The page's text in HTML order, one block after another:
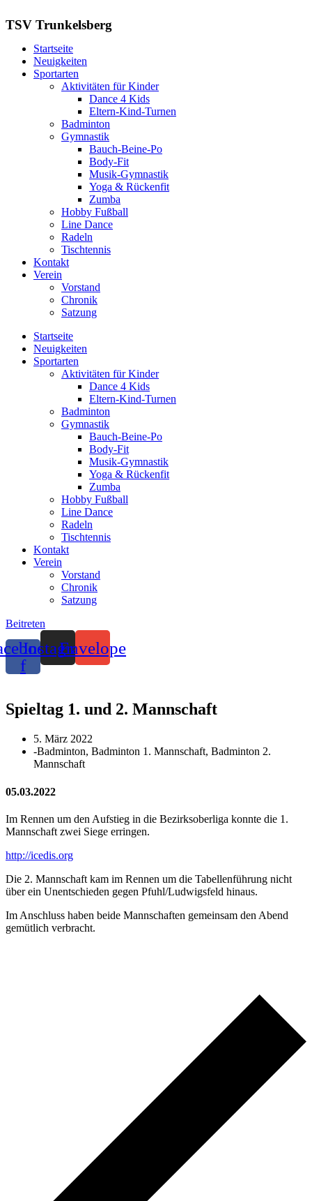
TSV Trunkelsberg
Startseite
Neuigkeiten
Sportarten
Aktivitäten für Kinder
Dance 4 Kids
Eltern-Kind-Turnen
Badminton
Gymnastik
Bauch-Beine-Po
Body-Fit
Musik-Gymnastik
Yoga & Rückenfit
Zumba
Hobby Fußball
Line Dance
Radeln
Tischtennis
Kontakt
Verein
Vorstand
Chronik
Satzung
Startseite
Neuigkeiten
Sportarten
Aktivitäten für Kinder
Dance 4 Kids
Eltern-Kind-Turnen
Badminton
Gymnastik
Bauch-Beine-Po
Body-Fit
Musik-Gymnastik
Yoga & Rückenfit
Zumba
Hobby Fußball
Line Dance
Radeln
Tischtennis
Kontakt
Verein
Vorstand
Chronik
Satzung
Beitreten
f
InstagramEnvelope
Spieltag 1. und 2. Mannschaft
5. März 2022
-Badminton, Badminton 1. Mannschaft, Badminton 2.
Mannschaft
05.03.2022
Im Rennen um den Aufstieg in die Bezirksoberliga konnte die 1.
Mannschaft zwei Siege erringen.
http://icedis.org
Die 2. Mannschaft kam im Rennen um die Tabellenführung nicht
über ein Unentschieden gegen Pfuhl/Ludwigsfeld hinaus.
Im Anschluss haben beide Mannschaften gemeinsam den Abend
gemütlich verbracht.